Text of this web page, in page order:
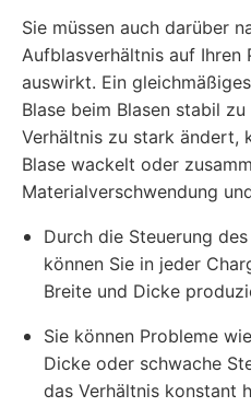
Sie müssen auch darüber
Aufblasverhältnis auf Ihren
auswirkt. Ein
Blase beim Blasen stabil
Verhältnis zu stark ändert,
Blase wackelt oder
Materialverschwendung
Durch die Steuerung
können Sie in jeder
Breite und Dicke
Sie können Probleme
Dicke oder schwache
das Verhältnis konstant